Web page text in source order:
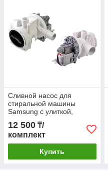
Сливной насос для
стиральной машины
Samsung с улиткой,
MAINOX, 3 винта, 20W,
клеммы назад, медь,
DC90-11110K
12 500 ₸/
комплект
Купить